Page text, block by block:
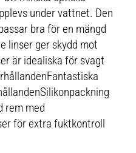
under vattnet. Den
bra för en mängd
linser ger skydd mot
är idealiska för svagt
rem med
för extra fuktkontroll